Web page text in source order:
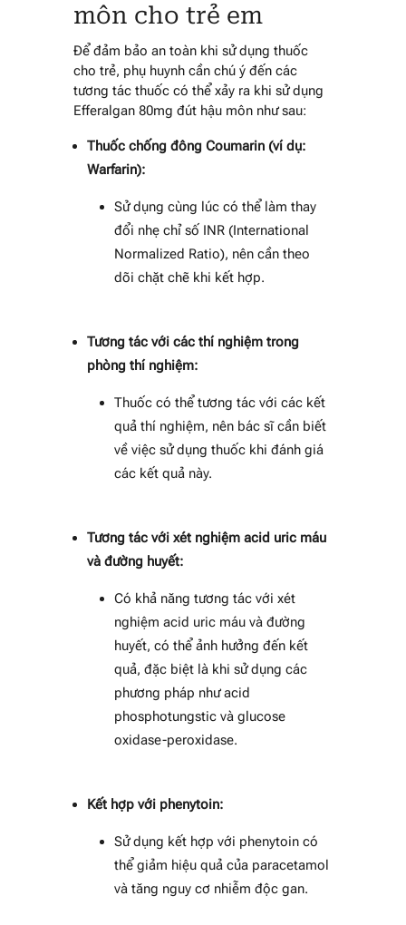
môn cho trẻ em
Để đảm bảo an toàn khi sử dụng thuốc
cho trẻ, phụ huynh cần chú ý đến các
tương tác thuốc có thể xảy ra khi sử dụng
Efferalgan 80mg đút hậu môn như sau:
Thuốc chống đông Coumarin (ví dụ:
Warfarin):
Sử dụng cùng lúc có thể làm thay
đổi nhẹ chỉ số INR (International
Normalized Ratio), nên cần theo
dõi chặt chẽ khi kết hợp.
Tương tác với các thí nghiệm trong
phòng thí nghiệm:
Thuốc có thể tương tác với các kết
quả thí nghiệm, nên bác sĩ cần biết
về việc sử dụng thuốc khi đánh giá
các kết quả này.
Tương tác với xét nghiệm acid uric máu
và đường huyết:
Có khả năng tương tác với xét
nghiệm acid uric máu và đường
huyết, có thể ảnh hưởng đến kết
quả, đặc biệt là khi sử dụng các
phương pháp như acid
phosphotungstic và glucose
oxidase-peroxidase.
Kết hợp với phenytoin:
Sử dụng kết hợp với phenytoin có
thể giảm hiệu quả của paracetamol
và tăng nguy cơ nhiễm độc gan.